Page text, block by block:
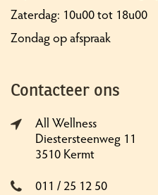
Zaterdag: 10u00 tot 18u00
Zondag op afspraak
Contacteer ons
All Wellness
Diestersteenweg 11
3510 Kermt
011 / 25 12 50